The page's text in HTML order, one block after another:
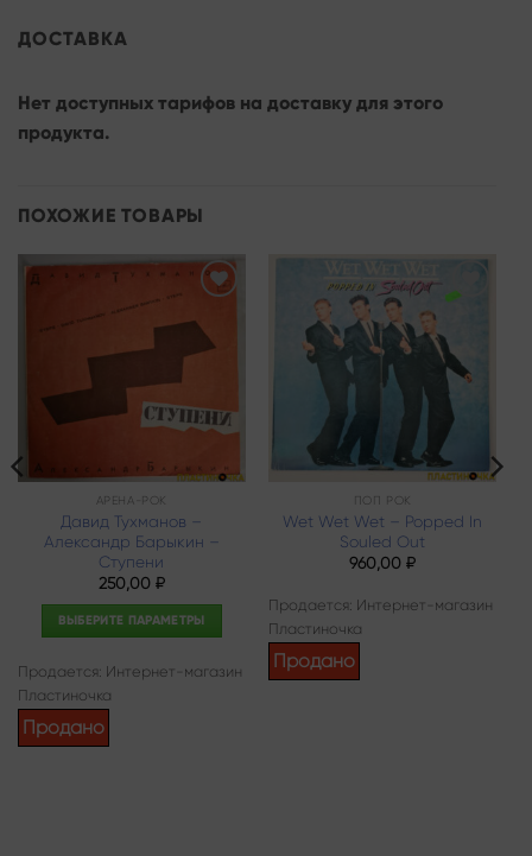
ДОСТАВКА
Нет доступных тарифов на доставку для этого
продукта.
ПОХОЖИЕ ТОВАРЫ
wishlist
АРЕНА-РОК
Давид Тухманов –
Александр Барыкин –
Ступени
250,00 ₽
ВЫБЕРИТЕ ПАРАМЕТРЫ
товар
Продается: Интернет-магазин
Пластиночка
Продано
ПОП РОК
Wet Wet Wet – Popped In
Souled Out
960,00₽
Продается: Интернет-магазин
Пластиночка
Продано